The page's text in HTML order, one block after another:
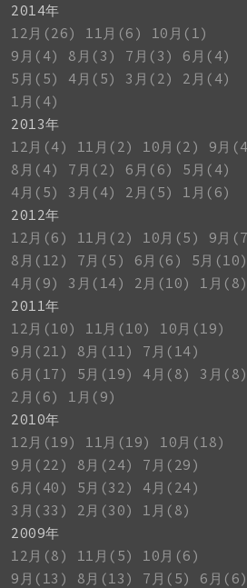
2014年
12月(26)
11月(6)
10月(1)
9月(4)
8月(3) 7月(3)
6月(4)
5月(5)
4月(5) 3月(2)
2月(4)
1月(4)
2013年
12月(4)
11月(2) 10月(2)
9月
8月(4)
7月(2) 6月(6)
5月(4)
4月(5)
3月(4) 2月(5)
1月(6)
2012年
12月(6)
11月(2) 10月(5)
9月
8月(12)
7月(5) 6月(6)
5月(10)
4月(9)
3月(14) 2月(10)
1月(8)
2011年
12月(10)
11月(10)
10月(19)
9月(21)
8月(11)
7月(14)
6月(17)
5月(19) 4月(8)
3月(8)
2月(6)
1月(9)
2010年
12月(19)
11月(19)
10月(18)
9月(22)
8月(24)
7月(29)
6月(40)
5月(32)
4月(24)
3月(33)
2月(30)
1月(8)
2009年
12月(8)
11月(5)
10月(6)
9月(13)
8月(13) 7月(5)
6月(6)